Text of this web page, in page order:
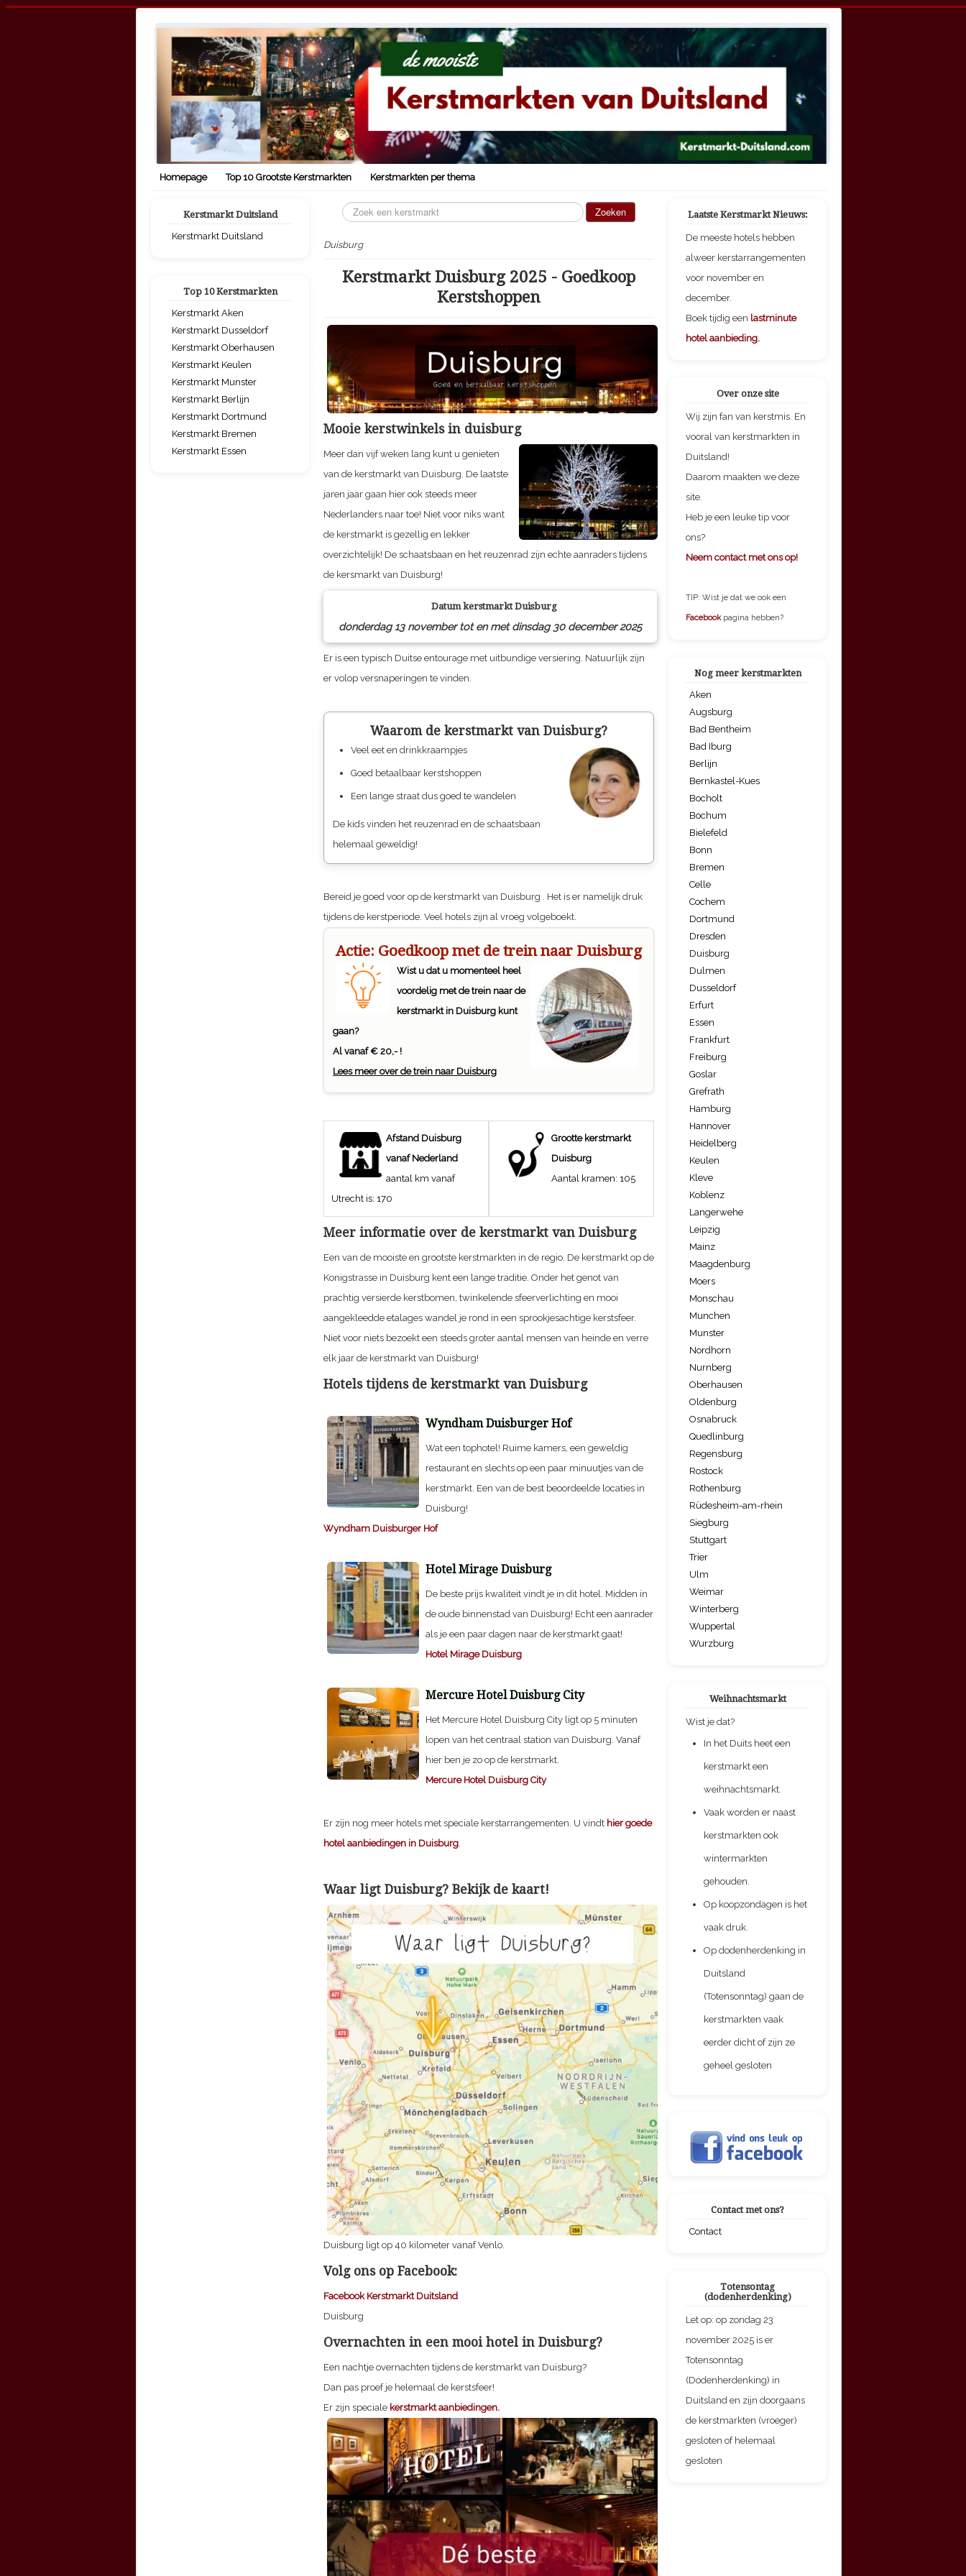
Homepage Top 10 Grootste Kerstmarkten Kerstmarkten per thema
Kerstmarkt Duitsland
Kerstmarkt Duitsland
Top 10 Kerstmarkten
Kerstmarkt Aken
Kerstmarkt Dusseldorf
Kerstmarkt Oberhausen
Kerstmarkt Keulen
Kerstmarkt Munster
Kerstmarkt Berlijn
Kerstmarkt Dortmund
Kerstmarkt Bremen
Kerstmarkt Essen
Zoeken... Zoeken
Duisburg
Kerstmarkt Duisburg 2025 - Goedkoop
Kerstshoppen
Mooie kerstwinkels in duisburg
Meer dan vijf weken lang kunt u genieten
van de kerstmarkt van Duisburg. De laatste
jaren jaar gaan hier ook steeds meer
Nederlanders naar toe! Niet voor niks want
de kerstmarkt is gezellig en lekker
overzichtelijk! De schaatsbaan en het reuzenrad zijn echte aanraders tijdens
de kersmarkt van Duisburg!
Datum kerstmarktDuisburg
donderdag 13 november tot en met dinsdag 30 december 2025
Er is een typisch Duitse entourage met uitbundige versiering. Natuurlijk zijn
er volop versnaperingen te vinden.
Waarom de kerstmarkt van Duisburg?
Veel eet en drinkkraampjes
Goed betaalbaar kerstshoppen
Een lange straat dus goed te wandelen
De kids vinden het reuzenrad en de schaatsbaan
helemaal geweldig!
Bereid je goed voor op de kerstmarkt van Duisburg . Het is er namelijk druk
tijdens de kerstperiode. Veel hotels zijn al vroeg volgeboekt.
Actie: Goedkoop met de trein naar Duisburg
Wist u dat u momenteel heel
voordelig met de trein naar de
kerstmarkt in Duisburg kunt
gaan?
Al vanaf € 20,- !
Lees meer over de trein naar Duisburg
Afstand Duisburg
vanaf Nederland
aantal km vanaf
Utrecht is: 170
Grootte kerstmarkt
Duisburg
Aantal kramen: 105
Meer informatie over de kerstmarkt van Duisburg
Een van de mooiste en grootste kerstmarkten in de regio. De kerstmarkt op de
Konigstrasse in Duisburg kent een lange traditie. Onder het genot van
prachtig versierde kerstbomen, twinkelende sfeerverlichting en mooi
aangekleedde etalages wandel je rond in een sprookjesachtige kerstsfeer.
Niet voor niets bezoekt een steeds groter aantal mensen van heinde en verre
elk jaar de kerstmarkt van Duisburg!
Hotels tijdens de kerstmarkt van Duisburg
Wyndham Duisburger Hof
Wat een tophotel! Ruime kamers, een geweldig
restaurant en slechts op een paar minuutjes van de
kerstmarkt. Een van de best beoordeelde locaties in
Duisburg!
Wyndham Duisburger Hof
Hotel Mirage Duisburg
De beste prijs kwaliteit vindt je in dit hotel. Midden in
de oude binnenstad van Duisburg! Echt een aanrader
als je een paar dagen naar de kerstmarkt gaat!
Hotel Mirage Duisburg
Mercure Hotel Duisburg City
Het Mercure Hotel Duisburg City ligt op 5 minuten
lopen van het centraal station van Duisburg. Vanaf
hier ben je zo op de kerstmarkt.
Mercure Hotel Duisburg City
Er zijn nog meer hotels met speciale kerstarrangementen. U vindt hier goede
hotel aanbiedingen in Duisburg.
Waar ligt Duisburg? Bekijk de kaart!
Duisburg ligt op 40 kilometer vanaf Venlo.
Volg ons op Facebook:
Facebook Kerstmarkt Duitsland
Duisburg
Overnachten in een mooi hotel in Duisburg?
Een nachtje overnachten tijdens de kerstmarkt van Duisburg?
Dan pas proef je helemaal de kerstsfeer!
Er zijn speciale kerstmarkt aanbiedingen.
Laatste Kerstmarkt Nieuws:
De meeste hotels hebben
alweer kerstarrangementen
voor november en
december.
Boek tijdig een lastminute
hotel aanbieding.
Over onze site
Wij zijn fan van kerstmis. En
vooral van kerstmarkten in
Duitsland!
Daarom maakten we deze
site.
Heb je een leuke tip voor
ons?
Neem contact met ons op!
TIP: Wist je dat we ook een
Facebook pagina hebben?
Nog meer kerstmarkten
Aken
Augsburg
Bad Bentheim
Bad Iburg
Berlijn
Bernkastel-Kues
Bocholt
Bochum
Bielefeld
Bonn
Bremen
Celle
Cochem
Dortmund
Dresden
Duisburg
Dulmen
Dusseldorf
Erfurt
Essen
Frankfurt
Freiburg
Goslar
Grefrath
Hamburg
Hannover
Heidelberg
Keulen
Kleve
Koblenz
Langerwehe
Leipzig
Mainz
Maagdenburg
Moers
Monschau
Munchen
Munster
Nordhorn
Nurnberg
Oberhausen
Oldenburg
Osnabruck
Quedlinburg
Regensburg
Rostock
Rothenburg
Rüdesheim-am-rhein
Siegburg
Stuttgart
Trier
Ulm
Weimar
Winterberg
Wuppertal
Wurzburg
Weihnachtsmarkt
Wist je dat?
In het Duits heet een
kerstmarkt een
weihnachtsmarkt.
Vaak worden er naast
kerstmarkten ook
wintermarkten
gehouden.
Op koopzondagen is het
vaak druk.
Op dodenherdenking in
Duitsland
(Totensonntag) gaan de
kerstmarkten vaak
eerder dicht of zijn ze
geheel gesloten
Contact met ons?
Contact
Totensontag
(dodenherdenking)
Let op: op zondag 23
november 2025 is er
Totensonntag
(Dodenherdenking) in
Duitsland en zijn doorgaans
de kerstmarkten (vroeger)
gesloten of helemaal
gesloten